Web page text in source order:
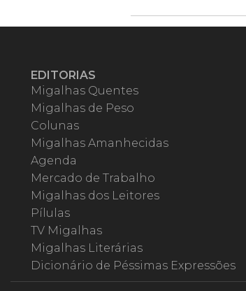
EDITORIAS
Migalhas Quentes
Migalhas de Peso
Colunas
Migalhas Amanhecidas
Agenda
Mercado de Trabalho
Migalhas dos Leitores
Pílulas
TV Migalhas
Migalhas Literárias
Dicionário de Péssimas Expressões